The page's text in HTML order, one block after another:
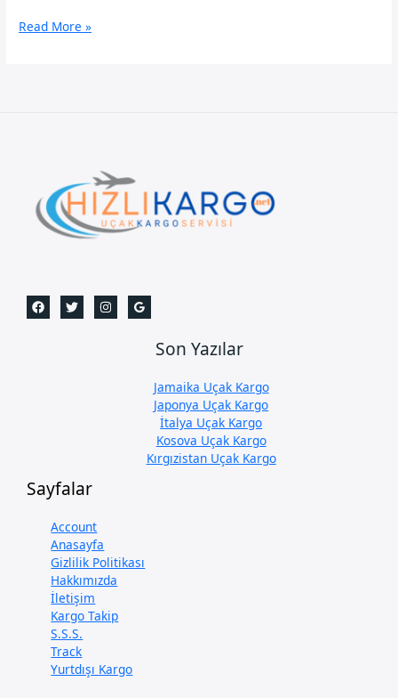
Nijer
Read More »
Son Yazılar
Jamaika Uçak Kargo
Japonya Uçak Kargo
İtalya Uçak Kargo
Kosova Uçak Kargo
Kırgızistan Uçak Kargo
Sayfalar
Account
Anasayfa
Gizlilik Politikası
Hakkımızda
İletişim
Kargo Takip
S.S.S.
Track
Yurtdışı Kargo